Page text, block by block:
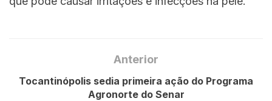
Anterior
Tocantinópolis sedia primeira ação do Programa
Agronorte do Senar